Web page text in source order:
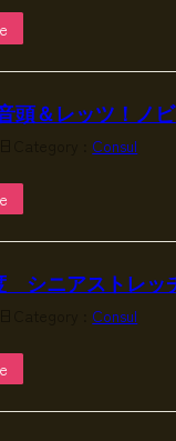
頭＆レッツ！ノ
Consul
シニアストレッ
Consul